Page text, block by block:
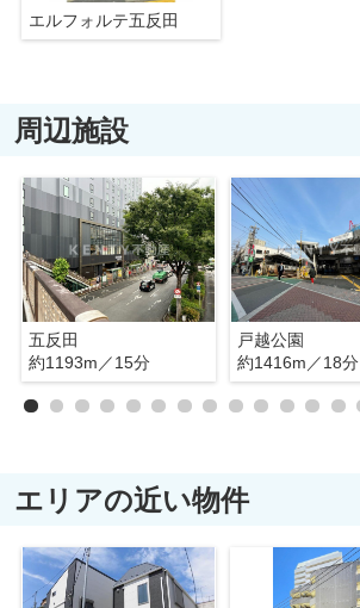
エルフォルテ五反田
周辺施設
五反田
約1193m／15分
戸越公園
約1416m／18分
エリアの近い物件